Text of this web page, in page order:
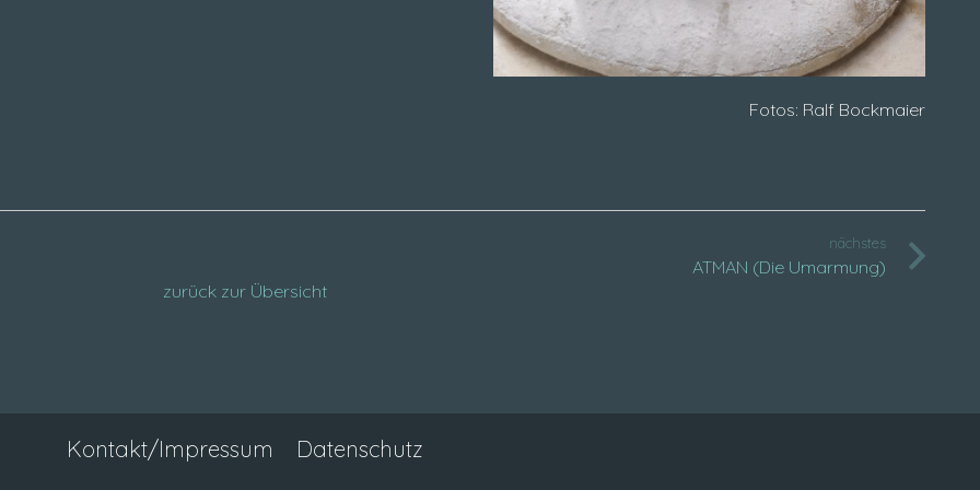
Fotos: Ralf Bockmaier
nächstes
ATMAN (Die Umarmung)
zurück zur Übersicht
Kontakt/Impressum Datenschutz